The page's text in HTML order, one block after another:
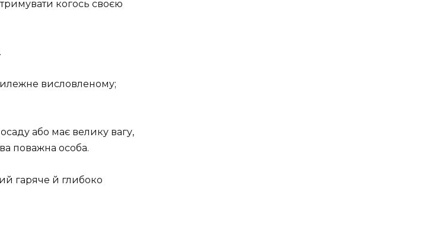
когось своєю
висловленому;
або має велику вагу,
поважна особа.
гаряче й глибоко